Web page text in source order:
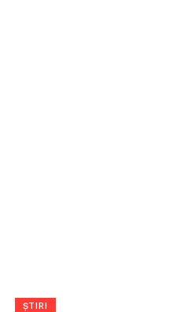
ȘTIRI